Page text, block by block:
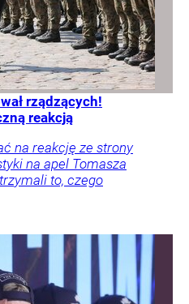
rządzących!
reakcją
na reakcję ze strony
na apel Tomasza
to, czego